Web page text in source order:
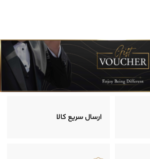
ارسال سریع کالا